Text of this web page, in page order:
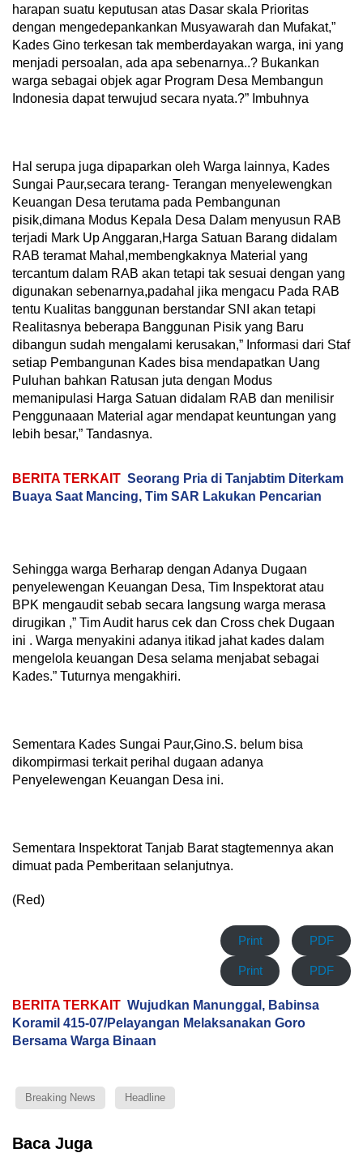
harapan suatu keputusan atas Dasar skala Prioritas
dengan mengedepankankan Musyawarah dan Mufakat,”
Kades Gino terkesan tak memberdayakan warga, ini yang
menjadi persoalan, ada apa sebenarnya..? Bukankan
warga sebagai objek agar Program Desa Membangun
Indonesia dapat terwujud secara nyata.?” Imbuhnya
Hal serupa juga dipaparkan oleh Warga lainnya, Kades
Sungai Paur,secara terang- Terangan menyelewengkan
Keuangan Desa terutama pada Pembangunan
pisik,dimana Modus Kepala Desa Dalam menyusun RAB
terjadi Mark Up Anggaran,Harga Satuan Barang didalam
RAB teramat Mahal,membengkaknya Material yang
tercantum dalam RAB akan tetapi tak sesuai dengan yang
digunakan sebenarnya,padahal jika mengacu Pada RAB
tentu Kualitas banggunan berstandar SNI akan tetapi
Realitasnya beberapa Banggunan Pisik yang Baru
dibangun sudah mengalami kerusakan,” Informasi dari Staf
setiap Pembangunan Kades bisa mendapatkan Uang
Puluhan bahkan Ratusan juta dengan Modus
memanipulasi Harga Satuan didalam RAB dan menilisir
Penggunaaan Material agar mendapat keuntungan yang
lebih besar,” Tandasnya.
BERITA TERKAIT Seorang Pria di Tanjabtim Diterkam
Buaya Saat Mancing, Tim SAR Lakukan Pencarian
Sehingga warga Berharap dengan Adanya Dugaan
penyelewengan Keuangan Desa, Tim Inspektorat atau
BPK mengaudit sebab secara langsung warga merasa
dirugikan ,” Tim Audit harus cek dan Cross chek Dugaan
ini . Warga menyakini adanya itikad jahat kades dalam
mengelola keuangan Desa selama menjabat sebagai
Kades.” Tuturnya mengakhiri.
Sementara Kades Sungai Paur,Gino.S. belum bisa
dikompirmasi terkait perihal dugaan adanya
Penyelewengan Keuangan Desa ini.
Sementara Inspektorat Tanjab Barat stagtemennya akan
dimuat pada Pemberitaan selanjutnya.
(Red)
Print PDF
Print PDF
BERITA TERKAIT Wujudkan Manunggal, Babinsa
Koramil 415-07/Pelayangan Melaksanakan Goro
Bersama Warga Binaan
Breaking News Headline
Baca Juga